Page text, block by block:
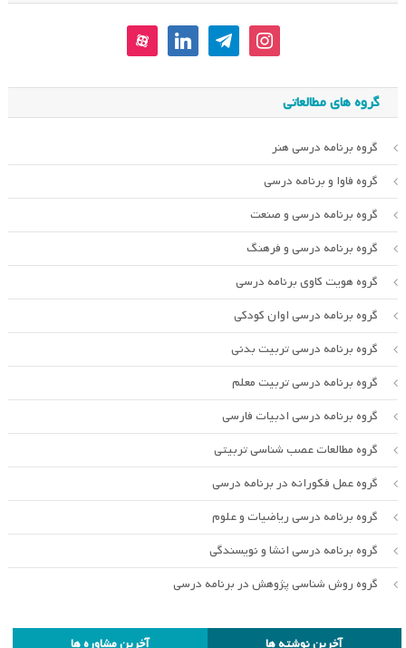
instagram
telegram
linkedin
aparat
گروه های مطالعاتی
گروه برنامه درسی هنر
گروه فاوا و برنامه درسی
گروه برنامه درسی و صنعت
گروه برنامه درسی و فرهنگ
گروه هویت کاوی برنامه درسی
گروه برنامه درسی اوان کودکی
گروه برنامه درسی تربیت بدنی
گروه برنامه درسی تربیت معلم
گروه برنامه درسی ادبیات فارسی
گروه مطالعات عصب شناسی تربیتی
گروه عمل فکورانه در برنامه درسی
گروه برنامه درسی ریاضیات و علوم
گروه برنامه درسی انشا و نویسندگی
گروه روش شناسی پژوهش در برنامه درسی
آخرین نوشته ها آخرین مشاوره ها